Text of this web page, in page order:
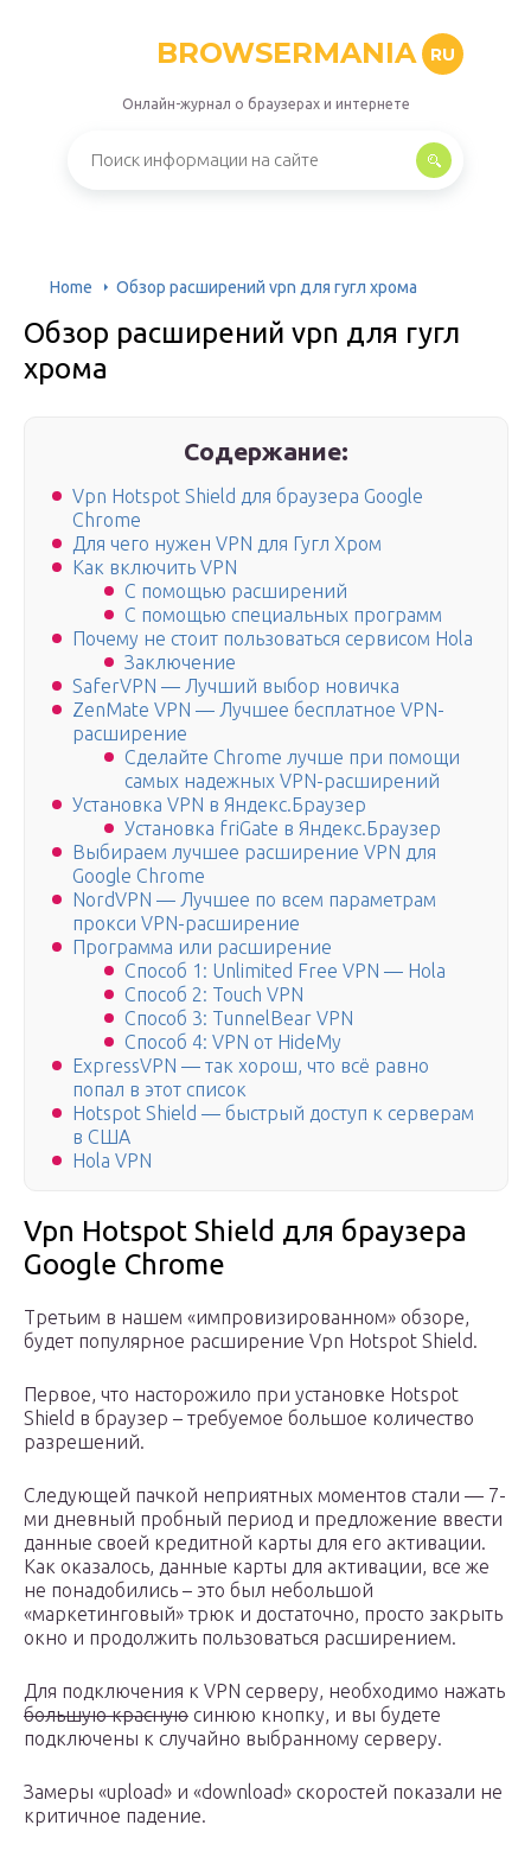
BROWSERMANIA RU
Онлайн-журнал о браузерах и интернете
Home Обзор расширений vpn для гугл хрома
Обзор расширений vpn для гугл
хрома
Содержание:
Vpn Hotspot Shield для браузера Google
Chrome
Для чего нужен VPN для Гугл Хром
Как включить VPN
С помощью расширений
С помощью специальных программ
Почему не стоит пользоваться сервисом Hola
Заключение
SaferVPN — Лучший выбор новичка
ZenMate VPN — Лучшее бесплатное VPN-
расширение
Сделайте Chrome лучше при помощи
самых надежных VPN-расширений
Установка VPN в Яндекс.Браузер
Установка friGate в Яндекс.Браузер
Выбираем лучшее расширение VPN для
Google Chrome
NordVPN — Лучшее по всем параметрам
прокси VPN-расширение
Программа или расширение
Способ 1: Unlimited Free VPN — Hola
Способ 2: Touch VPN
Способ 3: TunnelBear VPN
Способ 4: VPN от HideMy
ExpressVPN — так хорош, что всё равно
попал в этот список
Hotspot Shield — быстрый доступ к серверам
в США
Hola VPN
Vpn Hotspot Shield для браузера
Google Chrome
Третьим в нашем «импровизированном» обзоре,
будет популярное расширение Vpn Hotspot Shield.
Первое, что насторожило при установке Hotspot
Shield в браузер – требуемое большое количество
разрешений.
Следующей пачкой неприятных моментов стали — 7-
ми дневный пробный период и предложение ввести
данные своей кредитной карты для его активации.
Как оказалось, данные карты для активации, все же
не понадобились – это был небольшой
«маркетинговый» трюк и достаточно, просто закрыть
окно и продолжить пользоваться расширением.
Для подключения к VPN серверу, необходимо нажать
большую красную синюю кнопку, и вы будете
подключены к случайно выбранному серверу.
Замеры «upload» и «download» скоростей показали не
критичное падение.